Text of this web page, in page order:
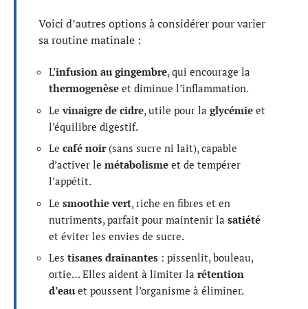
Voici d’autres options à considérer pour varier
sa routine matinale :
L’infusion au gingembre, qui encourage la
thermogenèse et diminue l’inflammation.
Levinaigre de cidre, utile pour la glycémie et
l’équilibre digestif.
Le café noir(sans sucre ni lait), capable
d’activer le métabolisme et de tempérer
l’appétit.
Le smoothie vert, riche en fibres et en
nutriments, parfait pour maintenir la satiété
et éviter les envies de sucre.
Les tisanes drainantes : pissenlit, bouleau,
ortie… Elles aident à limiter la rétention
d’eau et poussent l’organisme à éliminer.